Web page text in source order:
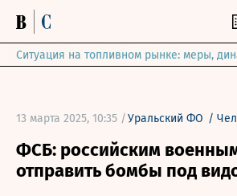
Ситуация на топливном рынке: меры,
13 марта 2025, 10:35 /Уральский ФО /
ФСБ: российским
отправить бомбы под